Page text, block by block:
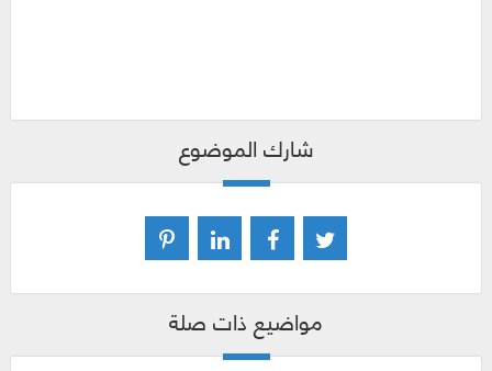
شارك الموضوع
مواضيع ذات صلة